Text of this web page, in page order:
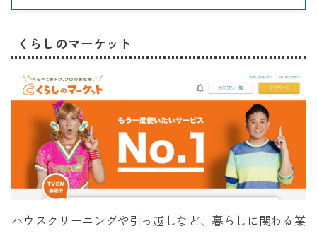
くらしのマーケット
ハウスクリーニングや引っ越しなど、暮らしに関わる業